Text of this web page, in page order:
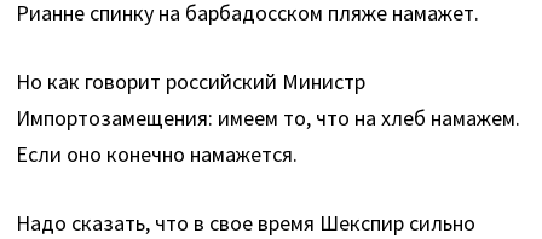
Рианне спинку на барбадосском пляже намажет.
Но как говорит российский Министр
Импортозамещения: имеем то, что на хлеб намажем.
Если оно конечно намажется.
Надо сказать, что в свое время Шекспир сильно